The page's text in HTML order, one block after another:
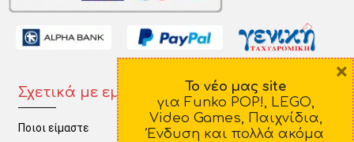
Σχετικά με εμάς
Ποιοι είμαστε
Πληροφορίες
Τρόποι Πληρωμής
Το νέο μας site
για Funko POP!, LEGO,
Video Games, Παιχνίδια,
Ένδυση και πολλά ακόμα
×